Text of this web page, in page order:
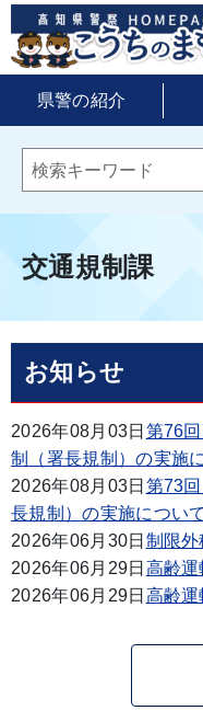
県警の紹介
交通規制課
お知らせ
2026年08月03日 第76
制（署長規制）の実施
2026年08月03日 第73
長規制）の実施について
2026年06月30日 制限
2026年06月29日 高齢
2026年06月29日 高齢